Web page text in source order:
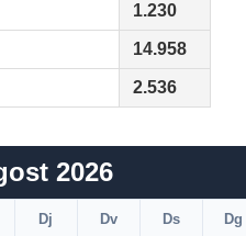
1.230
14.958
2.536
2026
Dj Dv Ds Dg